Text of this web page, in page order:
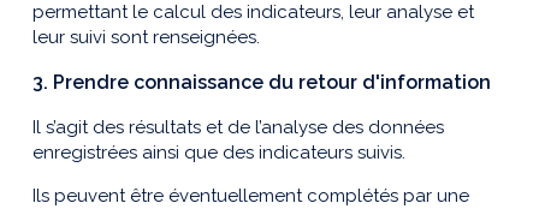
permettant le calcul des indicateurs, leur analyse et
leur suivi sont renseignées.
3. Prendre connaissance du retour d'information
Il s’agit des résultats et de l’analyse des données
enregistrées ainsi que des indicateurs suivis.
Ils peuvent être éventuellement complétés par une